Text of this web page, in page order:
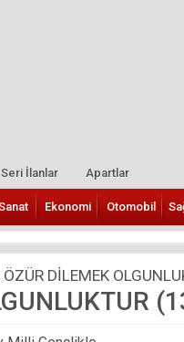
Seri İlanlar Apartlar
Ekonomi Otomobil
ÖZÜR DİLEMEK